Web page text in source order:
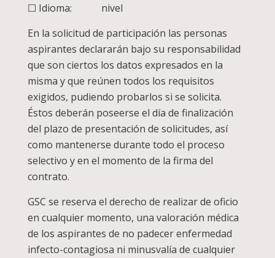
☐ Idioma: nivel
En la solicitud de participación las personas
aspirantes declararán bajo su responsabilidad
que son ciertos los datos expresados en la
misma y que reúnen todos los requisitos
exigidos, pudiendo probarlos si se solicita.
Éstos deberán poseerse el día de finalización
del plazo de presentación de solicitudes, así
como mantenerse durante todo el proceso
selectivo y en el momento de la firma del
contrato.
GSC se reserva el derecho de realizar de oficio
en cualquier momento, una valoración médica
de los aspirantes de no padecer enfermedad
infecto-contagiosa ni minusvalía de cualquier